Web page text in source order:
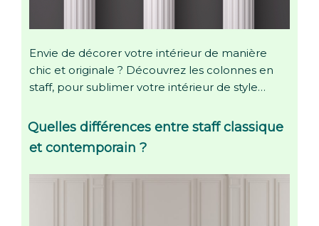
Envie de décorer votre intérieur de manière
chic et originale ? Découvrez les colonnes en
staff, pour sublimer votre intérieur de style…
Quelles différences entre staff classique
et contemporain ?